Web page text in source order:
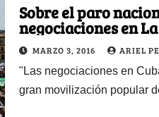
Sobre el paro
negociaciones en
MARZO 3, 2016 ARIEL
"Las negociaciones en
gran movilización popular